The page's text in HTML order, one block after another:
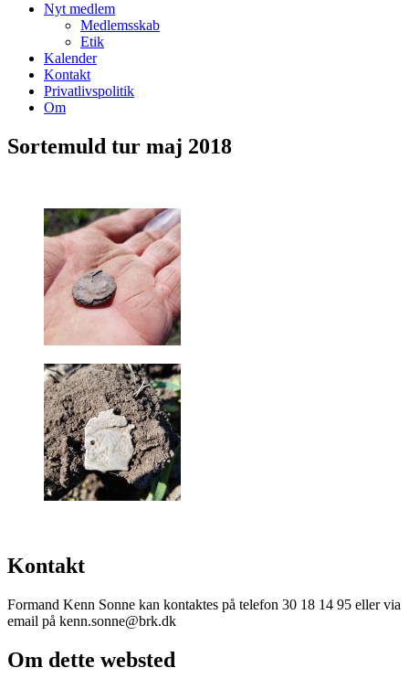
Nyt medlem
Medlemsskab
Etik
Kalender
Kontakt
Privatlivspolitik
Om
Sortemuld tur maj 2018
Kontakt
Formand Kenn Sonne kan kontaktes på telefon 30 18 14 95 eller via
email på kenn.sonne@brk.dk
Om dette websted